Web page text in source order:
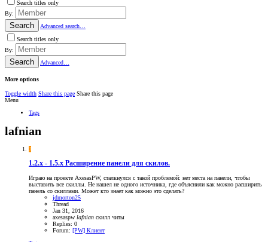
Search titles only
By:
Search
Advanced search…
Search titles only
By:
Search Advanced…
More options
Toggle width Share this page Share this page
Menu
Tags
lafnian
J
1.2.x - 1.5.x Расширение панели для скилов.
Играю на проекте AxesasPW, сталкнулся с такой проблемой: нет места на панели, чтобы
выставить все скиллы. Не нашел не одного источника, где объяснили как можно расширить
панель со скиллами. Может кто знает как можно это сделать?
jdmorton25
Thread
Jan 31, 2016
axesaspw lafnian скилл читы
Replies: 0
Forum: [PW] Клиент